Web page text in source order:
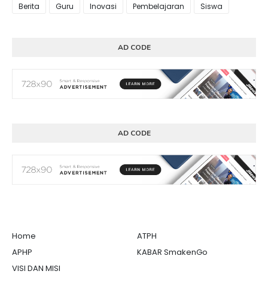
Berita Guru Inovasi Pembelajaran Siswa
AD CODE
AD CODE
Home
ATPH
APHP
KABAR SmakenGo
VISI DAN MISI